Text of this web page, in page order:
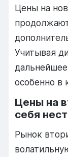
Цены на
Учитывая
особенно в
Цены на
себя
Рынок